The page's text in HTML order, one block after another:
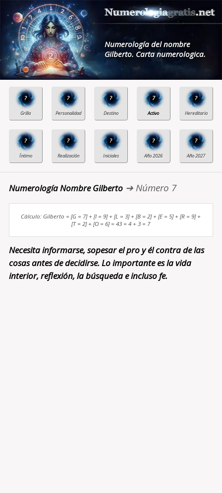
Numerología del nombre
Gilberto. Carta numerologica.
? ? ? 7 ?
? ? ? ? ?
Numerología Nombre Gilberto➔ Número 7
Cálculo: Gilberto = [G = 7] + [I = 9] + [L = 3] + [B = 2] + [E = 5] + [R = 9] +
[T = 2] + [O = 6] = 43 = 4 + 3 = 7
Necesita informarse, sopesar el pro y él contra de las
cosas antes de decidirse. Lo importante es la vida
interior, reflexión, la búsqueda e incluso fe.